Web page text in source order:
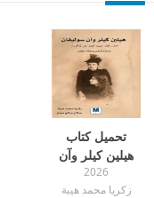
تحميل كتاب
هيلين كيلر وآن
سوليفان pdf
2026
زكريا محمد هيبة